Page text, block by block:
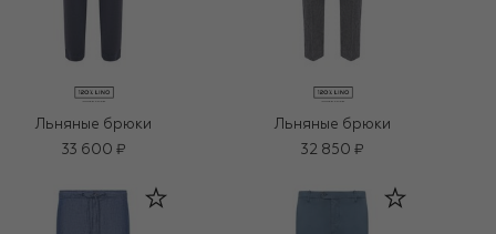
Льняные брюки
33 600 ₽
Льняные брюки
32 850 ₽